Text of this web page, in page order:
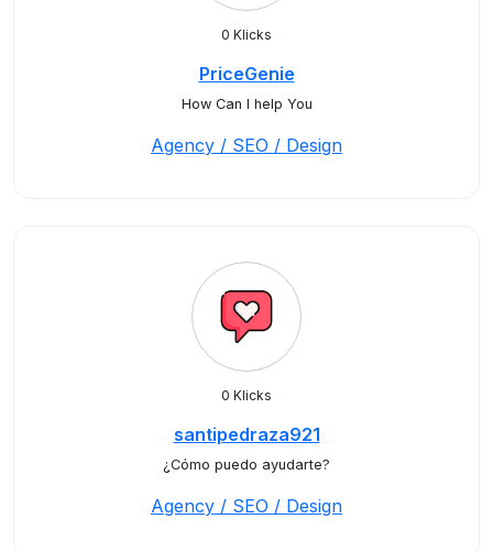
0 Klicks
PriceGenie
How Can I help You
Agency / SEO / Design
0 Klicks
santipedraza921
¿Cómo puedo ayudarte?
Agency / SEO / Design